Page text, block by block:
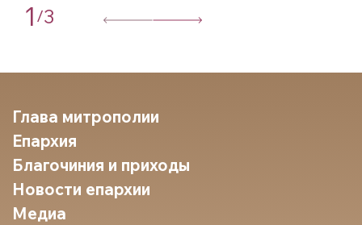
1 /3
Глава митрополии
Епархия
Благочиния и приходы
Новости епархии
Медиа